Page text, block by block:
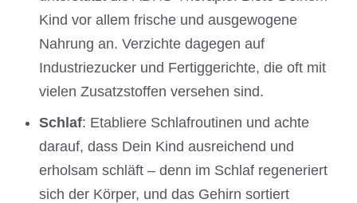
Kind vor allem frische und ausgewogene
Nahrung an. Verzichte dagegen auf
Industriezucker und Fertiggerichte, die oft mit
vielen Zusatzstoffen versehen sind.
Schlaf: Etabliere Schlafroutinen und achte
darauf, dass Dein Kind ausreichend und
erholsam schläft – denn im Schlaf regeneriert
sich der Körper, und das Gehirn sortiert